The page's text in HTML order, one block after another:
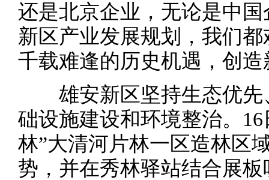
还是北京企业，无论是中
新区产业发展规划，我们
千载难逢的历史机遇，创
雄安新区坚持生态优先
础设施建设和环境整治。
林”大清河片林一区造林区
势，并在秀林驿站结合展